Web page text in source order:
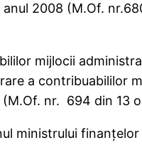
2008 (M.Of.
mijlocii
a contribuabililor
(M.Of. nr. 694 din 13
ministrului